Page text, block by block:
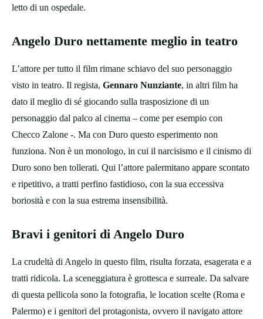
letto di un ospedale.
Angelo Duro nettamente meglio in teatro
L’attore per tutto il film rimane schiavo del suo personaggio
visto in teatro. Il regista, Gennaro Nunziante, in altri film ha
dato il meglio di sé giocando sulla trasposizione di un
personaggio dal palco al cinema – come per esempio con
Checco Zalone -. Ma con Duro questo esperimento non
funziona. Non è un monologo, in cui il narcisismo e il cinismo di
Duro sono ben tollerati. Qui l’attore palermitano appare scontato
e ripetitivo, a tratti perfino fastidioso, con la sua eccessiva
boriosità e con la sua estrema insensibilità.
Bravi i genitori di Angelo Duro
La crudeltà di Angelo in questo film, risulta forzata, esagerata e a
tratti ridicola. La sceneggiatura è grottesca e surreale. Da salvare
di questa pellicola sono la fotografia, le location scelte (Roma e
Palermo) e i genitori del protagonista, ovvero il navigato attore